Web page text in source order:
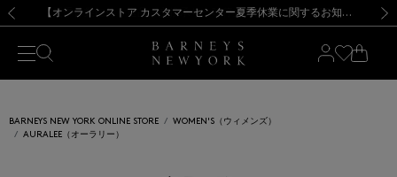
新規登録のお客様も対象！＜MY BARNEYS＞会員のお客様は11,000円（税込）以上のお買上げで常時送料無料！お買い物の際は会員登録を！
【夏季休業に伴う出荷一時停止のお知らせ】(2026.8.7) 【オンラインストア カスタマーセンター夏季休業に関するお知らせ】（2026.8.7）
【夏季休業に伴う返品・交換承り一時停止のお知らせ】（2026.8.5）
熊本県を中心とした地震の影響によるお荷物のお届けについて
【開催中】SUMMER SALEのご案内・ご注意事項 新規登録のお客様も対象！＜MY BARNEYS＞会員のお客様は11,000円（税込）以上のお買上げで常時送料無料！お買い物の際は会員登録を！
【夏季休業に伴う出荷一時停止のお知らせ】(2026.8.7)
BARNEYS NEW YORK ONLINE STORE
WOMEN'S（ウィメンズ）
AURALEE（オーラリー）